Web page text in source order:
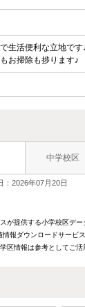
生活便利な立地で
お掃除も捗ります♪
中学校区
：2026年07月20日
が提供する小学校区デ
報ダウンロードサービ
区情報は参考としてご活